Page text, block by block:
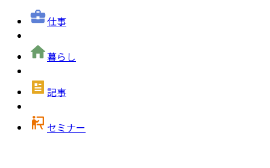
仕事
暮らし
記事
セミナー